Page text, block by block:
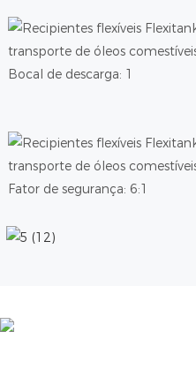
Bocal de descarga: 1
Fator de segurança: 6:1